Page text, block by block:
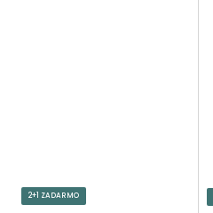
2+1 ZADARMO